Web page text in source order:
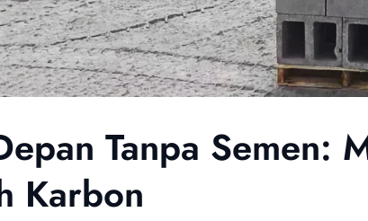
Tanpa Semen:
Karbon